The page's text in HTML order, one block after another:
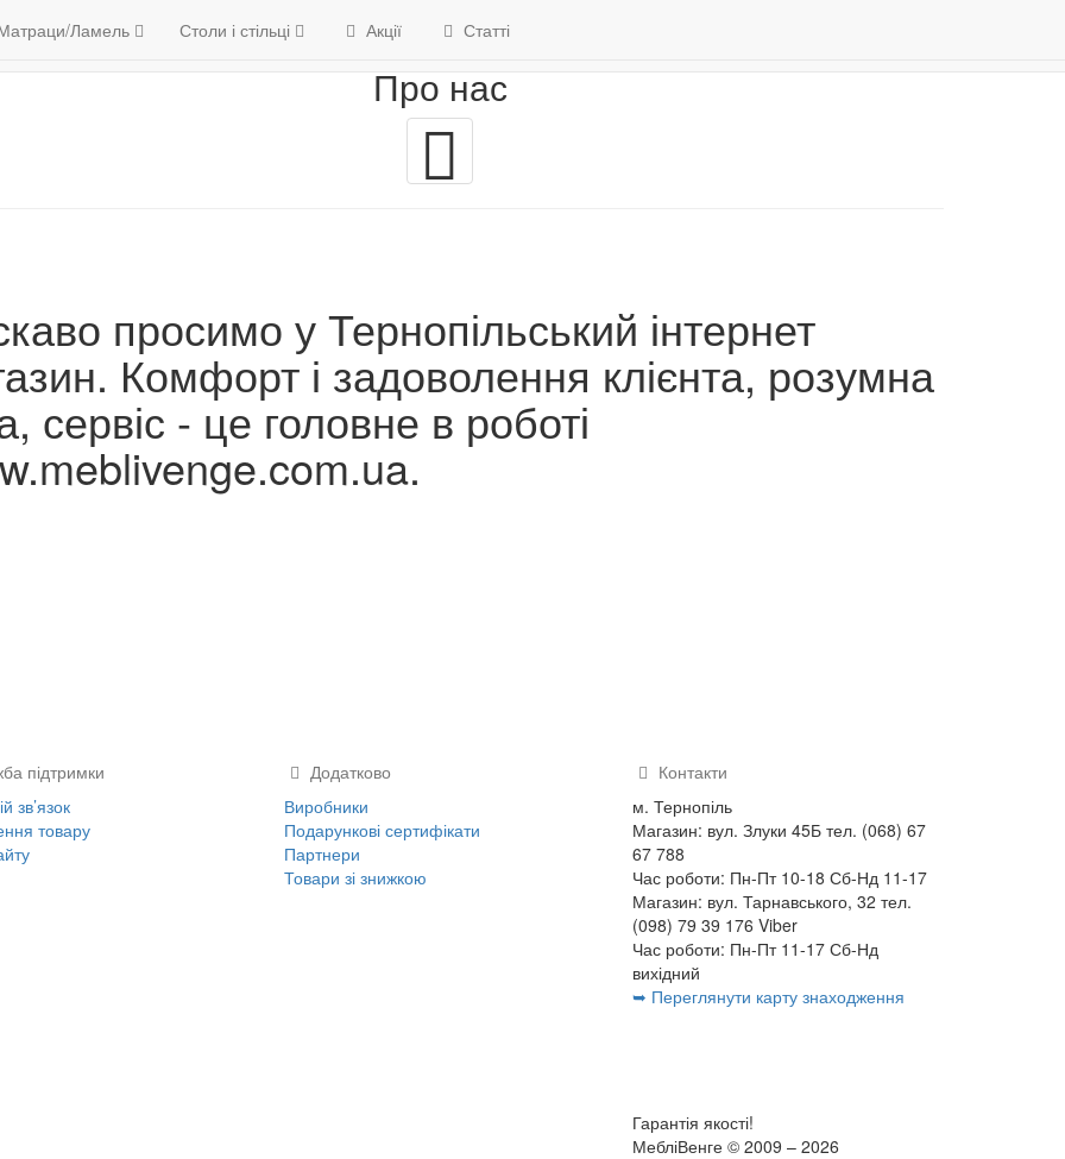
КонтактиЛамель Столи і стільці Акції Статті
Про нас
Про нас
просимо у Тернопільський інтернет
Комфорт і задоволення клієнта, розумна
сервіс - це головне в роботі
підтримки
зв’язок
товару
Додатково
Виробники
Подарункові сертифікати
Партнери
Товари зі знижкою
Контакти
м. Тернопіль
Магазин: вул. Злуки 45Б тел. (068) 67
67 788
Час роботи: Пн-Пт 10-18 Сб-Нд 11-17
Магазин: вул. Тарнавського, 32 тел.
(098) 79 39 176 Viber
Час роботи: Пн-Пт 11-17 Сб-Нд
вихідний
➥ Переглянути карту знаходження
Гарантія якості!
МебліВенге © 2009 – 2026